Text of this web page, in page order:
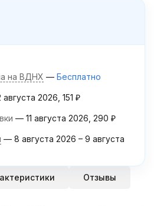
на ВДНХ Бесплатно
августа 2026 151 ₽
11 августа 2026 290 ₽
8 августа 2026 – 9 августа
Отзывы